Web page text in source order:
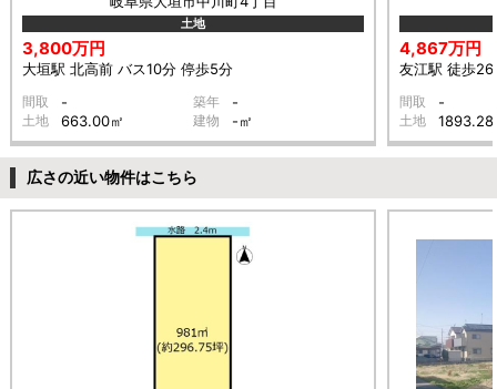
土地
3,800万円
大垣駅 北高前 バス10分 停歩5分
間取 - 築年 -
土地 663.00㎡ 建物 -㎡
4,867万円
友江駅 徒歩26
間取 -
土地 1893.28
広さの近い物件はこちら